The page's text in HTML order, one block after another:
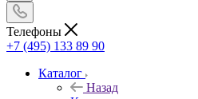
Телефоны
+7 (495) 133 89 90
Каталог
Назад